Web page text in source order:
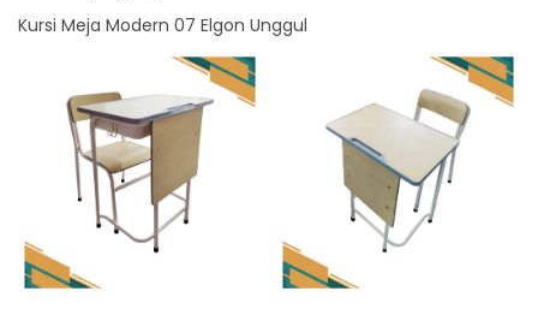
Kursi Meja Modern 07 Elgon Unggul